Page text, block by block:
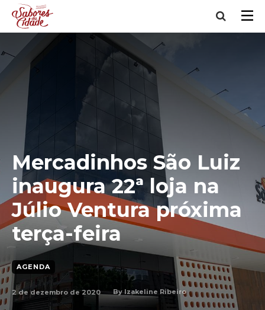
Mercadinhos São Luiz
inaugura 22ª loja na
Júlio Ventura próxima
terça-feira
AGENDA
2 de dezembro de 2020 By Izakeline Ribeiro